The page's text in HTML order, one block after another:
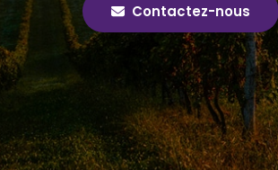
Contactez-nous